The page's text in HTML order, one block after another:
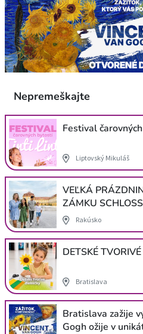
Nepremeškajte
Festival
Liptovský Mikuláš
VEĽKÁ
ZÁMKU
Rakúsko
DETSKÉ
Bratislava
Bratislava zažije
Gogh ožije v